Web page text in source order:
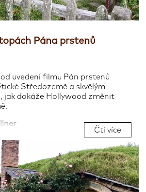
Pána prstenů
uvedení filmu Pán prstenů
Středozemě a skvělým
jak dokáže Hollywood změnit
Čti více